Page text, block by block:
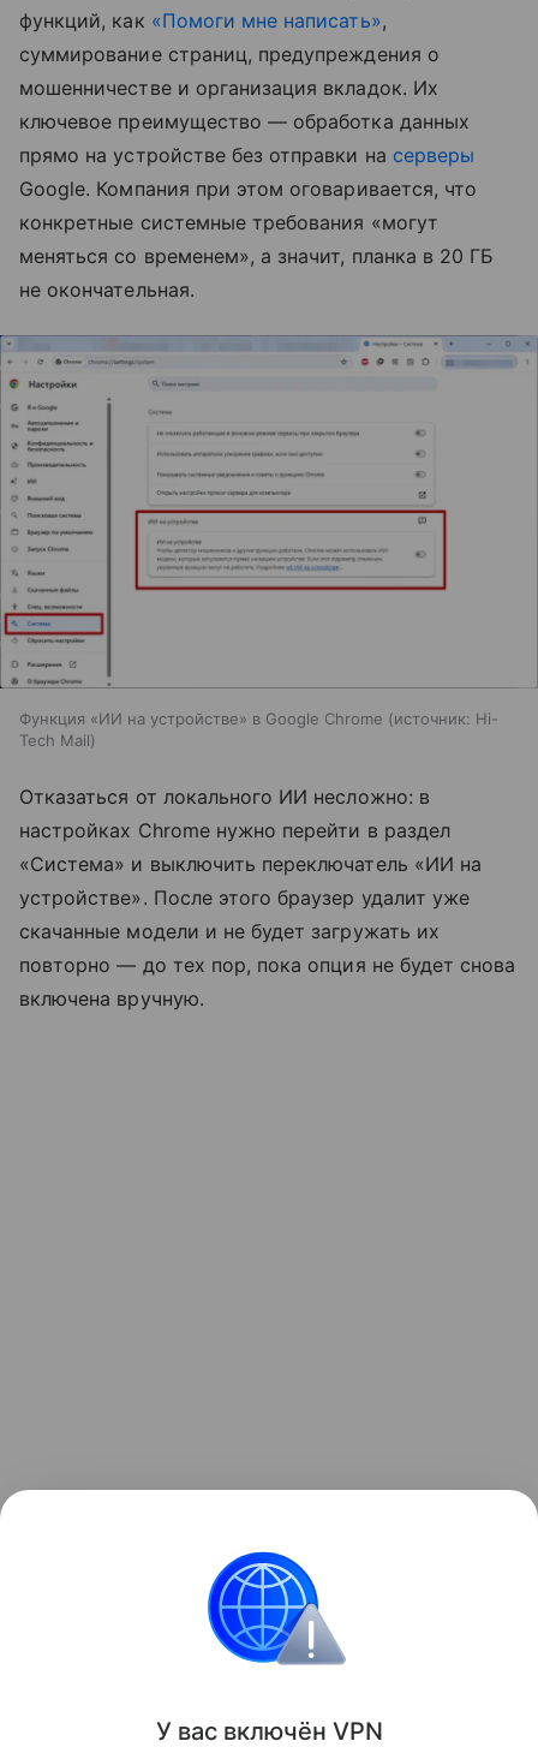
функций, как «Помоги мне написать»,
суммирование страниц, предупреждения о
мошенничестве и организация вкладок. Их
ключевое преимущество — обработка данных
прямо на устройстве без отправки на серверы
Google. Компания при этом оговаривается, что
конкретные системные требования «могут
меняться со временем», а значит, планка в 20 ГБ
не окончательная.
Функция «ИИ на устройстве» в Google Chrome источник: Hi-
Tech Mail
Отказаться от локального ИИ несложно: в
настройках Chrome нужно перейти в раздел
«Система» и выключить переключатель «ИИ на
устройстве». После этого браузер удалит уже
скачанные модели и не будет загружать их
повторно — до тех пор, пока опция не будет снова
включена вручную.
появлением ИИ-агентов.
Поделиться
У вас включён VPN